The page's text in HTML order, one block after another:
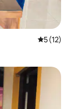
5 (12)